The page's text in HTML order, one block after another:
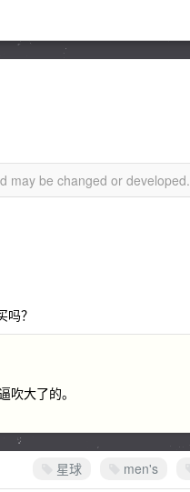
may be changed or developed.
？
大了的。
星球 men's